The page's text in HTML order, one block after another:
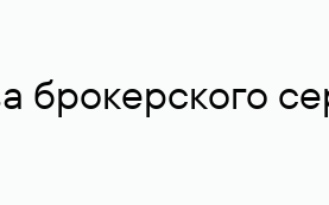
брокерского